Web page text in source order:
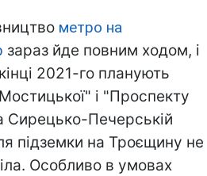
метро на
зараз йде повним ходом, і
2021-го планують
і "Проспекту
Сирецько-Печерській
підземки на Троєщину не
Особливо в умовах